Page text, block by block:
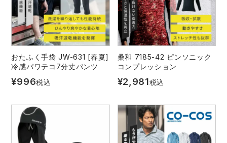
おたふく手袋 JW-631 [春夏]
冷感パワテコ7分丈パンツ
¥996税込
桑和 7185-42 ピンソニック
コンプレッション
¥2,981税込